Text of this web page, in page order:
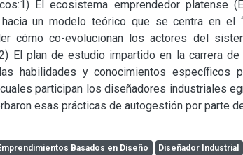
El ecosistema emprendedor platense
un modelo teórico que se centra en el
cómo co-evolucionan los actores del
El plan de estudio impartido en la carrera
habilidades y conocimientos específicos
participan los diseñadores industriales
esas prácticas de autogestión por parte
Basados en Diseño Diseñador Industrial